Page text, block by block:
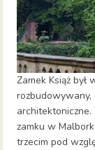
Zamek Książ
architektoniczne.
zamku w
trzecim pod